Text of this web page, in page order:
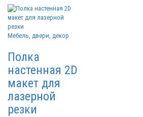
Мебель, двери, декор
Полка
настенная 2D
макет для
лазерной
резки